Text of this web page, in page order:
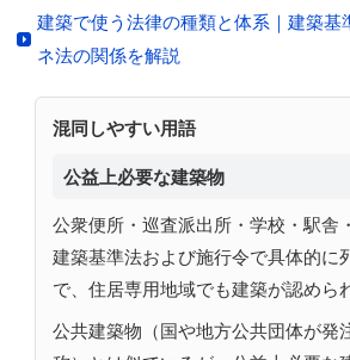
建築で使う法律の種類と体系｜建築基
ネ法の関係を解説
混同しやすい用語
公益上必要な建築物
公衆便所・巡査派出所・学校・駅舎
建築基準法および施行令で具体的に
で、住居専用地域でも建築が認めら
公共建築物（国や地方公共団体が発